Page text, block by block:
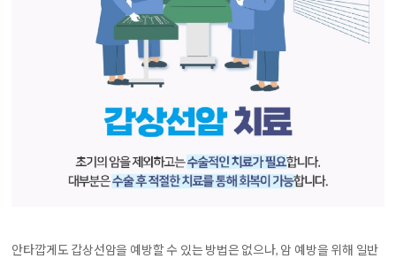
안타깝게도 갑상선암을 예방할 수 있는 방법은 없으나, 암 예방을 위해 일반